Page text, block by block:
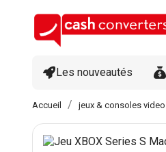
Les nouveautés
Accueil jeux & consoles video